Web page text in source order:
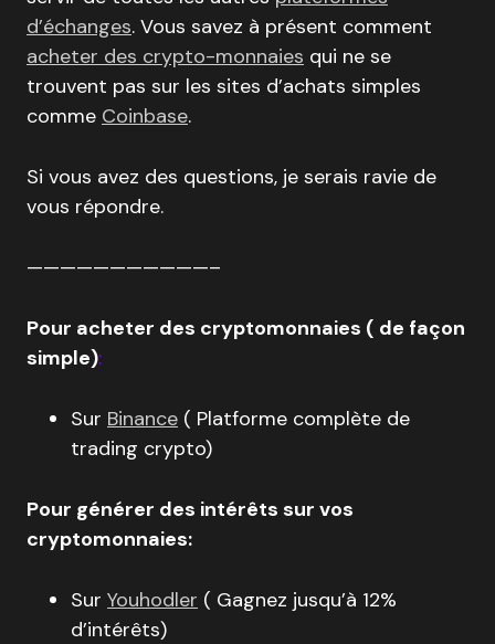
d’échanges. Vous savez à présent comment
acheter des crypto-monnaies qui ne se
trouvent pas sur les sites d’achats simples
comme Coinbase.
Si vous avez des questions, je serais ravie de
vous répondre.
———————————–
Pour acheter des cryptomonnaies ( de façon
simple):
Sur Binance ( Platforme complète de
trading crypto)
Pour générer des intérêts sur vos
cryptomonnaies:
Sur Youhodler ( Gagnez jusqu’à 12%
d’intérêts)